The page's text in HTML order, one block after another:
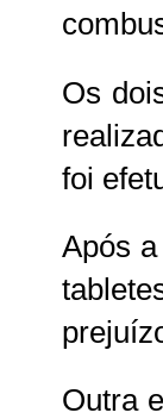
Os
foi
Após
Outra